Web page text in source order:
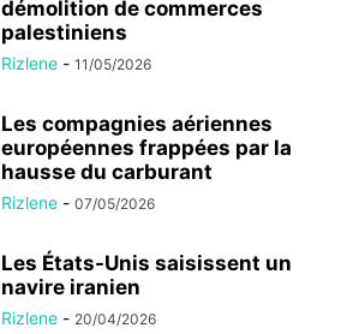
démolition de commerces
palestiniens
Rizlene - 11/05/2026
Les compagnies aériennes
européennes frappées par la
hausse du carburant
Rizlene - 07/05/2026
Les États-Unis saisissent un
navire iranien
Rizlene - 20/04/2026